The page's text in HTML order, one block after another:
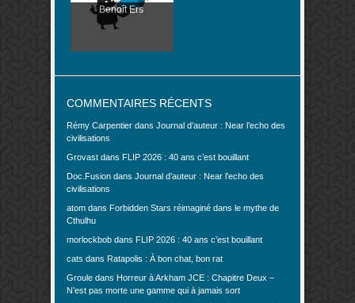
Benoît Ers
COMMENTAIRES RÉCENTS
Rémy Carpentier dans Journal d’auteur : Near l’echo des
civilisations
Grovast dans FLIP 2026 : 40 ans c’est bouillant
Doc.Fusion dans Journal d’auteur : Near l’echo des
civilisations
atom dans Forbidden Stars réimaginé dans le mythe de
Cthulhu
morlockbob dans FLIP 2026 : 40 ans c’est bouillant
cats dans Ratapolis : À bon chat, bon rat
Groule dans Horreur à Arkham JCE : Chapitre Deux –
N’est pas morte une gamme qui à jamais sort